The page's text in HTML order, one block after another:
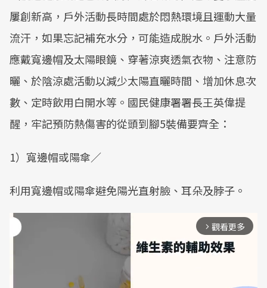
屢創新高，戶外活動長時間處於悶熱環境且運動大量
流汗，如果忘記補充水分，可能造成脫水。戶外活動
應戴寬邊帽及太陽眼鏡、穿著涼爽透氣衣物、注意防
曬、於陰涼處活動以減少太陽直曬時間、增加休息次
數、定時飲用白開水等。國民健康署署長王英偉提
醒，牢記預防熱傷害的從頭到腳5裝備要齊全：
1）寬邊帽或陽傘／
利用寬邊帽或陽傘避免陽光直射臉、耳朵及脖子。
arrow_forward_ios 觀看更多